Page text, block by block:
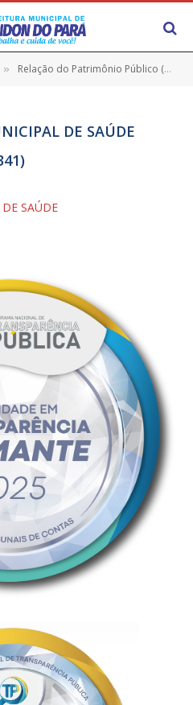
» Relação do Patrimônio Público (MÓVEIS)
DE SAÚDE
SAÚDE